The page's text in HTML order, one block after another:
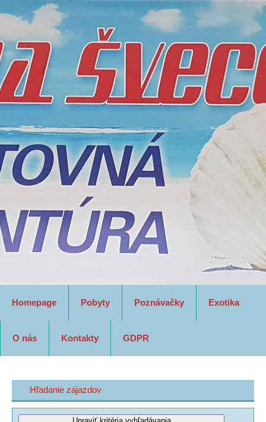
Homepage Pobyty Poznávačky Exotika
O nás Kontakty GDPR
Hľadanie zájazdov